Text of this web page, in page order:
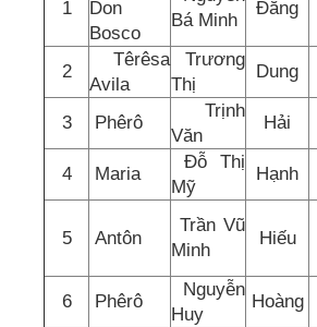
1
Don
Bosco
Bá Minh
Đăng
2
Têrêsa
Avila
Trương
Thị
Dung
3 Phêrô
Trịnh
Văn
Hải
4 Maria
Đỗ Thị
Mỹ
Hạnh
5 Antôn
Trần Vũ
Minh
Hiếu
6 Phêrô
Nguyễn
Huy
Hoàng